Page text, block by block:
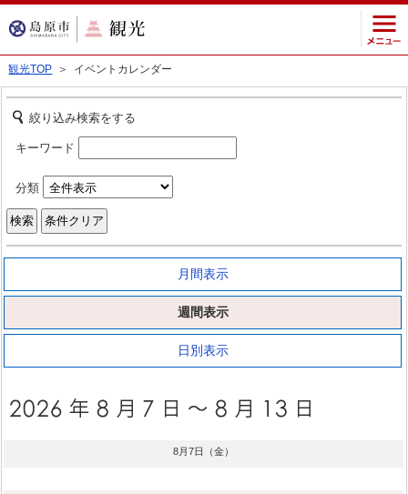
観光TOP ＞ イベントカレンダー
絞り込み検索をする
キーワード
分類
月間表示
週間表示
日別表示
8月7日（金）